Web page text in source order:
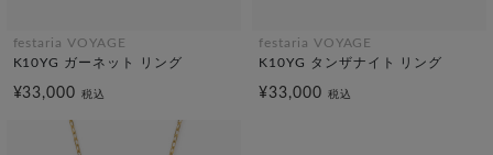
festaria VOYAGE
K10YG ガーネット リング
¥33,000税込
festaria VOYAGE
K10YG タンザナイト リング
¥33,000 税込